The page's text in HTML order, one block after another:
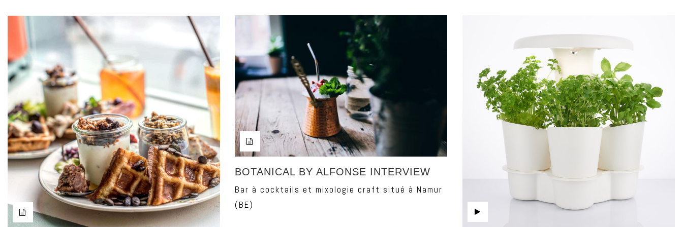
BOTANICAL BY ALFONSE INTERVIEW
Bar à cocktails et mixologie craft situé à Namur
(BE)